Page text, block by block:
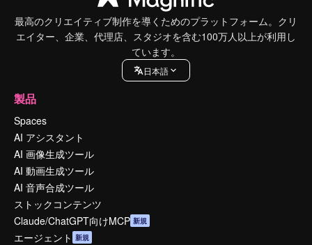
最高のクリエイティブ制作を導くためのプラットフォーム。クリ
エイター、企業、代理店、スタジオを含む100万人以上が利用し
ています。
日本語
製品
Spaces
AI アシスタント
AI 画像生成ツール
AI 動画生成ツール
AI 音声合成ツール
ストックコンテンツ
Claude/ChatGPT向けMCP 新規
エージェント 新規